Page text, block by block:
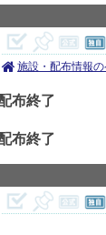
施設・配布情報
布終了
布終了